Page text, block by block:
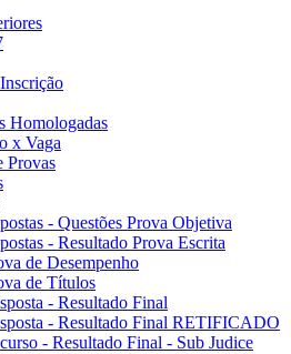
Homologadas
x Vaga
Provas
- Questões Prova Objetiva
- Resultado Prova Escrita
de Desempenho
de Títulos
- Resultado Final
- Resultado Final RETIFICADO
- Resultado Final - Sub Judice